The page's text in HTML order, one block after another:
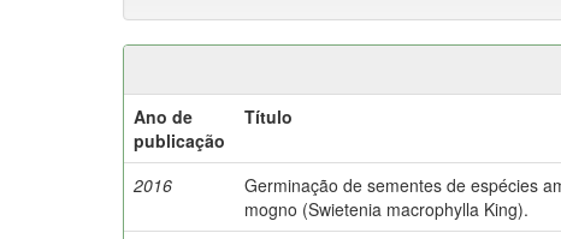
Ano de
publicação
Título
2016
Germinação de sementes de espécies
mogno (Swietenia macrophylla King).